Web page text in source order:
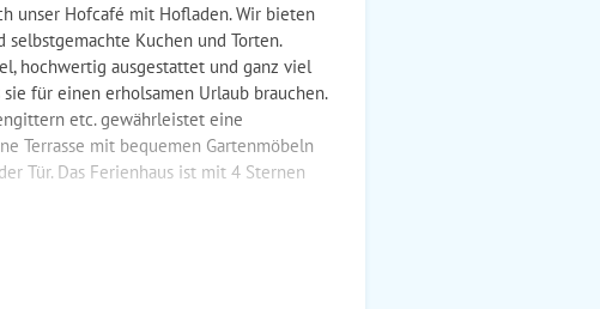
unser Hofcafé mit Hofladen. Wir bieten
Kuchen und Torten.
hochwertig ausgestattet und ganz viel
für einen erholsamen Urlaub brauchen.
etc. gewährleistet eine
Terrasse mit bequemen Gartenmöbeln
Tür. Das Ferienhaus ist mit 4 Sternen